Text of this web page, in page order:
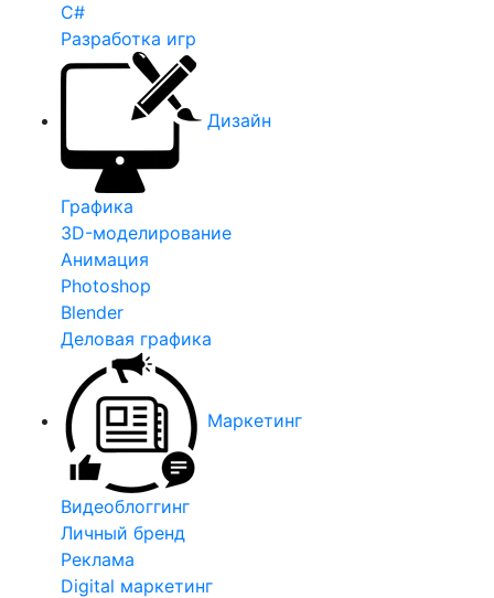
C#
Разработка игр
Дизайн
Графика
3D-моделирование
Анимация
Photoshop
Blender
Деловая графика
Маркетинг
Видеоблоггинг
Личный бренд
Реклама
Digital маркетинг